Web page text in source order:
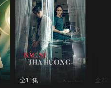
全11集 全22